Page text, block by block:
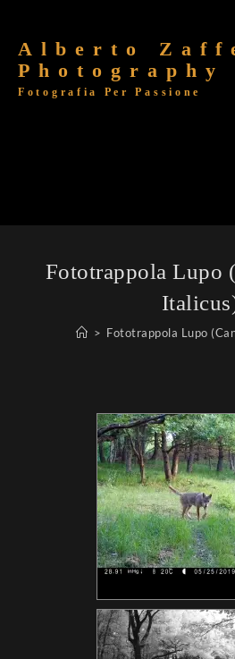
Alberto
Photography
Fotografia Per Passione
Fototrappola Lupo
> Fototrappola Lupo